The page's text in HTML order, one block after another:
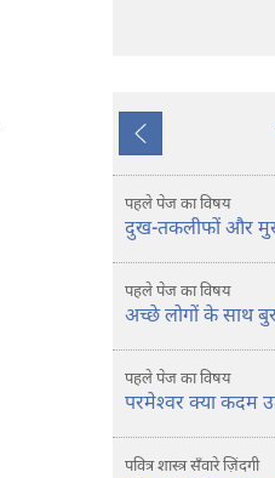
पिछला
पहले पेज का विषय
दुख-तकलीफों और
पहले पेज का विषय
अच्छे लोगों के साथ
पहले पेज का विषय
परमेश्‍वर क्या कदम
पवित्र शास्त्र सँवारे ज़िंदगी